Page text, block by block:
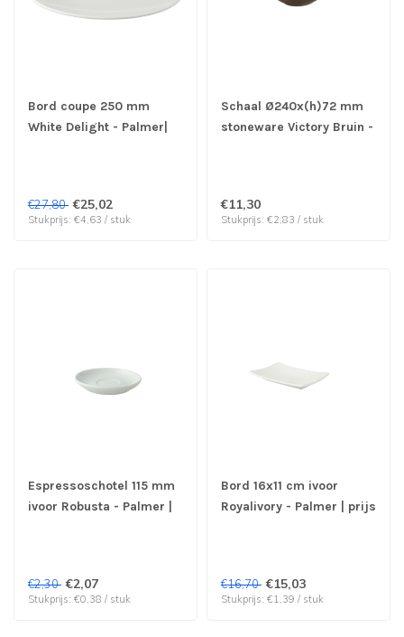
Bord coupe 250 mm
White Delight - Palmer|
€27,80 €25,02
Stukprijs: €4,63 / stuk
Schaal Ø240x(h)72 mm
stoneware Victory Bruin -
€11,30
Stukprijs: €2,83 / stuk
Espressoschotel 115 mm
ivoor Robusta - Palmer |
€2,30 €2,07
Stukprijs: €0,38 / stuk
Bord 16x11 cm ivoor
Royalivory - Palmer | prijs
€16,70 €15,03
Stukprijs: €1,39 / stuk